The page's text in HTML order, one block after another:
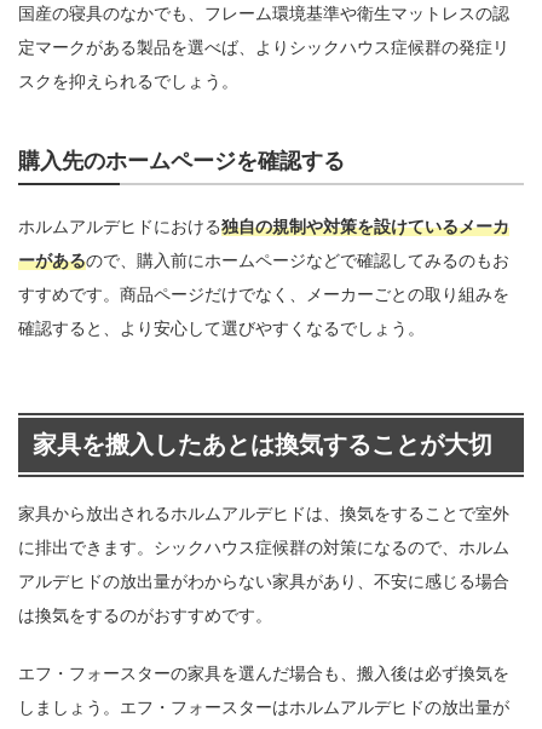
国産の寝具のなかでも、フレーム環境基準や衛生マットレスの認
定マークがある製品を選べば、よりシックハウス症候群の発症リ
スクを抑えられるでしょう。
購入先のホームページを確認する
ホルムアルデヒドにおける独自の規制や対策を設けているメーカ
ーがあるので、購入前にホームページなどで確認してみるのもお
すすめです。商品ページだけでなく、メーカーごとの取り組みを
確認すると、より安心して選びやすくなるでしょう。
家具を搬入したあとは換気することが大切
家具から放出されるホルムアルデヒドは、換気をすることで室外
に排出できます。シックハウス症候群の対策になるので、ホルム
アルデヒドの放出量がわからない家具があり、不安に感じる場合
は換気をするのがおすすめです。
エフ・フォースターの家具を選んだ場合も、搬入後は必ず換気を
しましょう。エフ・フォースターはホルムアルデヒドの放出量が